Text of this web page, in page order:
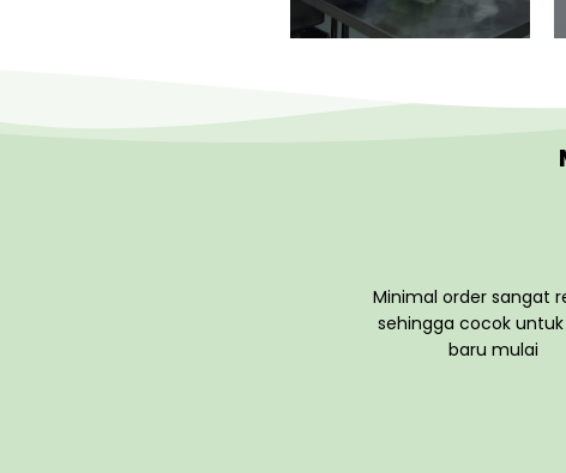
Minimal order sangat
sehingga cocok
baru mulai